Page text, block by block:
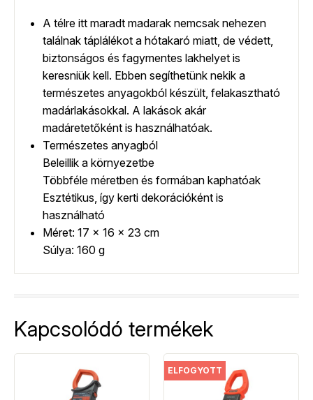
A télre itt maradt madarak nemcsak nehezen
találnak táplálékot a hótakaró miatt, de védett,
biztonságos és fagymentes lakhelyet is
keresniük kell. Ebben segíthetünk nekik a
természetes anyagokból készült, felakasztható
madárlakásokkal. A lakások akár
madáretetőként is használhatóak.
Természetes anyagból
Beleillik a környezetbe
Többféle méretben és formában kaphatóak
Esztétikus, így kerti dekorációként is
használható
Méret: 17 x 16 x 23 cm
Súlya: 160 g
Kapcsolódó termékek
ELFOGYOTT